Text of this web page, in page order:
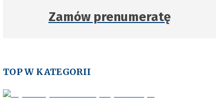
Zamów prenumeratę
TOP W KATEGORII